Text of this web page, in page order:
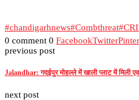
#chandigarhnews#Combthreat
0 comment 0 FacebookTwitter
previous post
Jalandhar: गदईपुर मोहल्ले में खाली प्लाट में
next post